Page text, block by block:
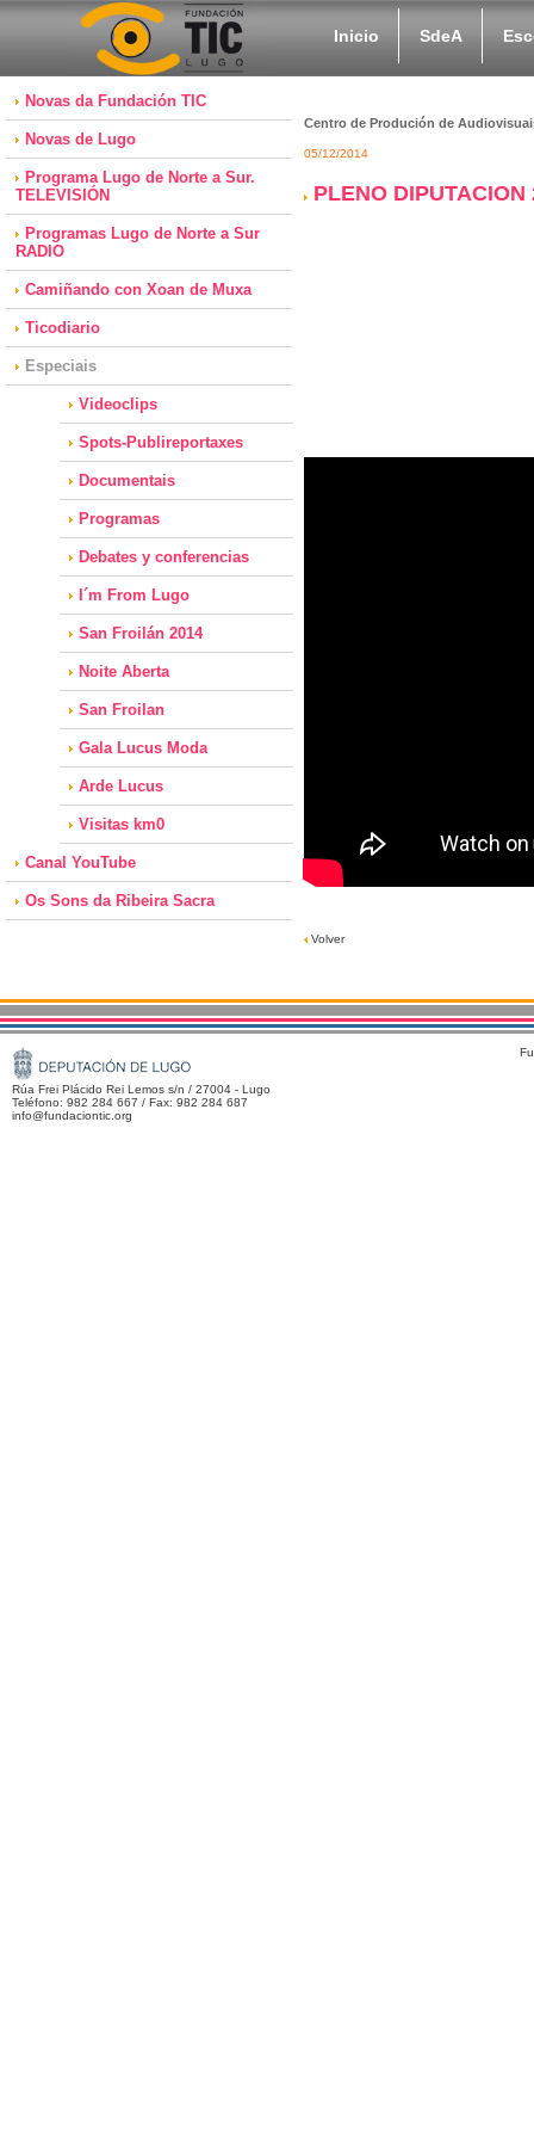
Inicio SdeA
Novas da Fundación TIC
Novas de Lugo
Programa Lugo de Norte a Sur.
TELEVISIÓN
Programas Lugo de Norte a Sur
RADIO
Camiñando con Xoan de Muxa
Ticodiario
Especiais
Videoclips
Spots-Publireportaxes
Documentais
Programas
Debates y conferencias
I´m From Lugo
San Froilán 2014
Noite Aberta
San Froilan
Gala Lucus Moda
Arde Lucus
Visitas km0
Canal YouTube
Os Sons da Ribeira Sacra
Centro de Produción de
05/12/2014
PLENO
Volver
Rúa Frei Plácido Rei Lemos s/n / 27004 - Lugo
Teléfono: 982 284 667 / Fax: 982 284 687
info@fundaciontic.org